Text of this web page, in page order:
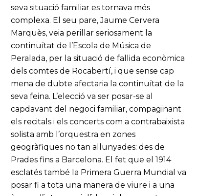
seva situació familiar es tornava més
complexa. El seu pare, Jaume Cervera
Marquès, veia perillar seriosament la
continuïtat de l’Escola de Música de
Peralada, per la situació de fallida econòmica
dels comtes de Rocabertí, i que sense cap
mena de dubte afectaria la continuïtat de la
seva feina. L’elecció va ser posar-se al
capdavant del negoci familiar, compaginant
els recitals i els concerts com a contrabaixista
solista amb l’orquestra en zones
geogràfiques no tan allunyades: des de
Prades fins a Barcelona. El fet que el 1914
esclatés també la Primera Guerra Mundial va
posar fi a tota una manera de viure i a una